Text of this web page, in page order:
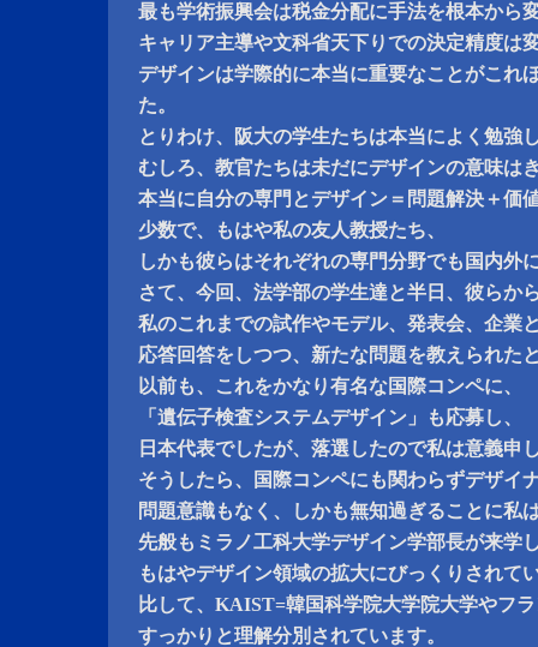
最も学術振興会は税金分配に手法を根本から
キャリア主導や文科省天下りでの決定精度は
デザインは学際的に本当に重要なことがこれ
た。
とりわけ、阪大の学生たちは本当によく勉強
むしろ、教官たちは未だにデザインの意味は
本当に自分の専門とデザイン＝問題解決＋価
少数で、もはや私の友人教授たち、
しかも彼らはそれぞれの専門分野でも国内外
さて、今回、法学部の学生達と半日、彼らか
私のこれまでの試作やモデル、発表会、企業
応答回答をしつつ、新たな問題を教えられた
以前も、これをかなり有名な国際コンペに、
「遺伝子検査システムデザイン」も応募し、
日本代表でしたが、落選したので私は意義申
そうしたら、国際コンペにも関わらずデザイ
問題意識もなく、しかも無知過ぎることに私
先般もミラノ工科大学デザイン学部長が来学
もはやデザイン領域の拡大にびっくりされて
比して、KAIST=韓国科学院大学院大学やフ
すっかりと理解分別されています。